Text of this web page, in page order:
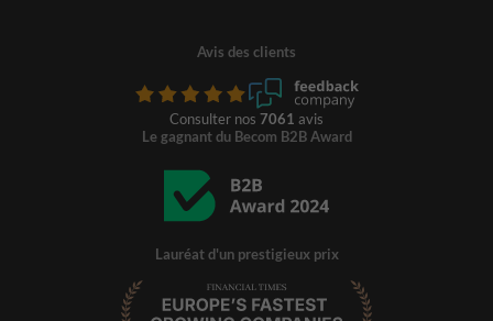
Avis des clients
Consulter nos 7061 avis
Le gagnant du Becom B2B Award
Lauréat d'un prestigieux prix